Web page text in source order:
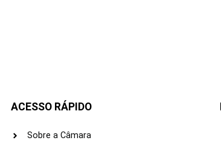
ACESSO RÁPIDO
Sobre a Câmara